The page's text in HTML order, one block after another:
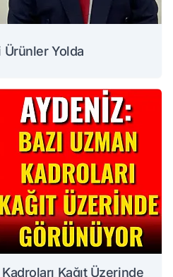
Ürünler Yolda
Kağıt Üzerinde